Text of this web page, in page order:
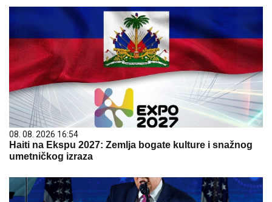
08. 08. 2026 16:54
Haiti na Ekspu 2027: Zemlja bogate kulture i snažnog
umetničkog izraza